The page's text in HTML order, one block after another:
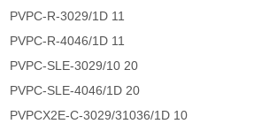
PVPC-R-3029/1D 11
PVPC-R-4046/1D 11
PVPC-SLE-3029/10 20
PVPC-SLE-4046/1D 20
PVPCX2E-C-3029/31036/1D 10